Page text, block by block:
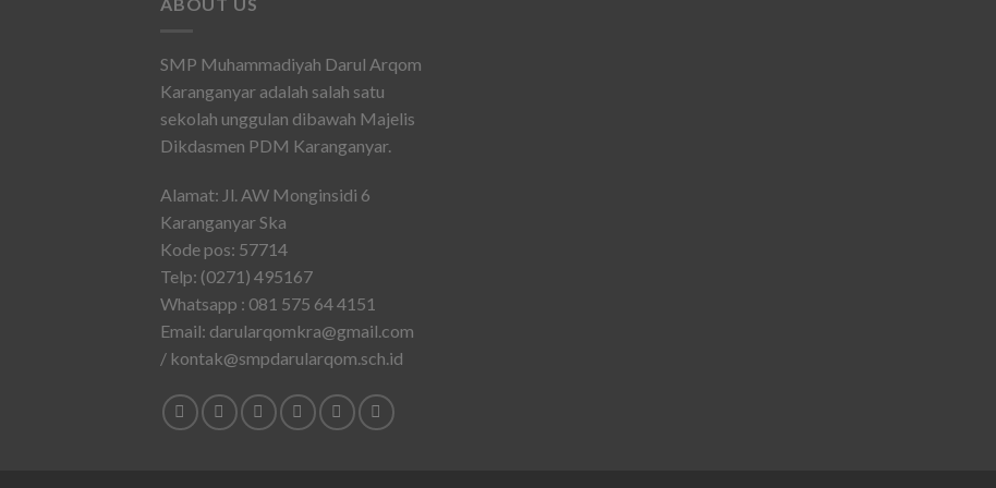
SMP Muhammadiyah Darul Arqom
Karanganyar adalah salah satu
sekolah unggulan dibawah Majelis
Dikdasmen PDM Karanganyar.
Alamat: Jl. AW Monginsidi 6
Karanganyar Ska
Kode pos: 57714
Telp: (0271) 495167
Whatsapp : 081 575 64 4151
Email: darularqomkra@gmail.com
/ kontak@smpdarularqom.sch.id